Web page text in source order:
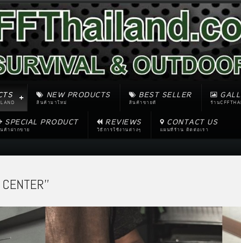
NEW PRODUCTS
สินค้ามาใหม่
BEST SELLER
สินค้าขายดี ร้าน
SPECIAL PRODUCT
ค้าฝากขาย
REVIEWS
วิธีการใช้งานต่างๆ
CONTACT US
แผนที่ร้าน ติดต่อเรา